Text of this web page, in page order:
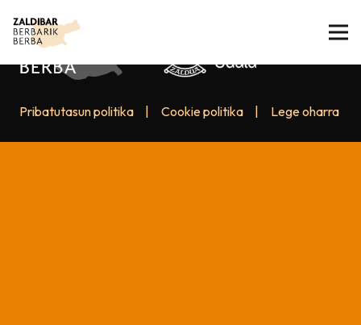
Pribatutasun politika Cookie politika Lege oharra